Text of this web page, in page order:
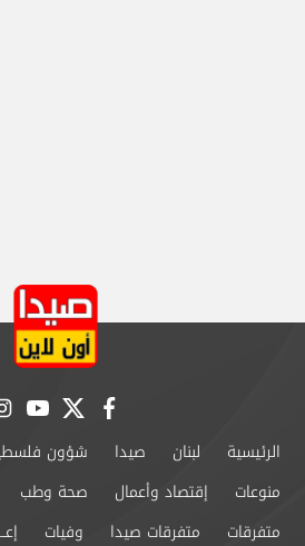
facebook
twitter
الرئيسية لبنان صيدا شؤون
منوعات
إقتصاد وأعمال صحة وطب
متفرقات
متفرقات صيدا وفيات